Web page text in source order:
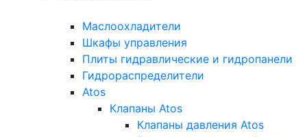
Маслоохладители
Шкафы управления
Плиты гидравлические и гидропанели
Гидрораспределители
Atos
Клапаны Atos
Клапаны давления Atos